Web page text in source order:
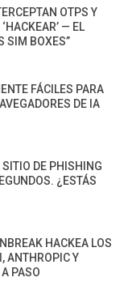
OTPS Y
— EL
SIM BOXES”
FÁCILES PARA
DE IA
DE PHISHING
¿ESTÁS
HACKEA LOS
ANTHROPIC Y
PASO